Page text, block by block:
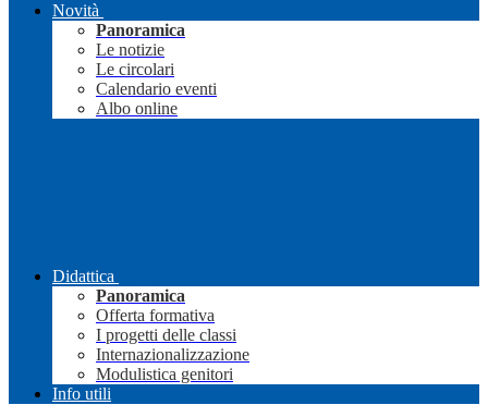
Novità
Panoramica
Le notizie
Le circolari
Calendario eventi
Albo online
Didattica
Panoramica
Offerta formativa
I progetti delle classi
Internazionalizzazione
Modulistica genitori
Info utili